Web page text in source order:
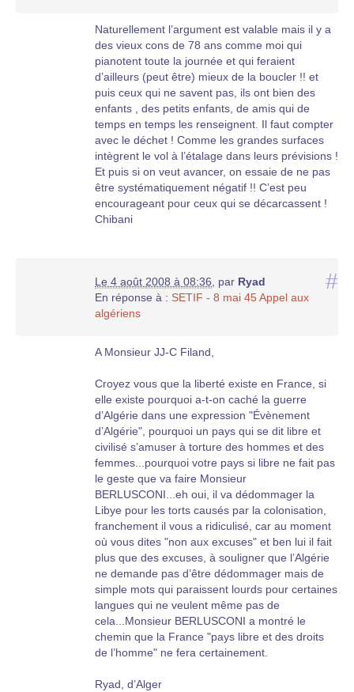
Naturellement l’argument est valable mais il y a
des vieux cons de 78 ans comme moi qui
pianotent toute la journée et qui feraient
d’ailleurs (peut être) mieux de la boucler !! et
puis ceux qui ne savent pas, ils ont bien des
enfants , des petits enfants, de amis qui de
temps en temps les renseignent. Il faut compter
avec le déchet ! Comme les grandes surfaces
intègrent le vol à l’étalage dans leurs prévisions !
Et puis si on veut avancer, on essaie de ne pas
être systématiquement négatif !! C’est peu
encourageant pour ceux qui se décarcassent !
Chibani
#
Le 4 août 2008 à 08:36 par Ryad
En réponse à : SETIF - 8 mai 45 Appel aux
algériens
A Monsieur JJ-C Filand,
Croyez vous que la liberté existe en France, si
elle existe pourquoi a-t-on caché la guerre
d’Algérie dans une expression "Évènement
d’Algérie", pourquoi un pays qui se dit libre et
civilisé s’amuser à torture des hommes et des
femmes...pourquoi votre pays si libre ne fait pas
le geste que va faire Monsieur
BERLUSCONI...eh oui, il va dédommager la
Libye pour les torts causés par la colonisation,
franchement il vous a ridiculisé, car au moment
où vous dites "non aux excuses" et ben lui il fait
plus que des excuses, à souligner que l’Algérie
ne demande pas d’être dédommager mais de
simple mots qui paraissent lourds pour certaines
langues qui ne veulent même pas de
cela...Monsieur BERLUSCONI a montré le
chemin que la France "pays libre et des droits
de l’homme" ne fera certainement.
Ryad, d’Alger